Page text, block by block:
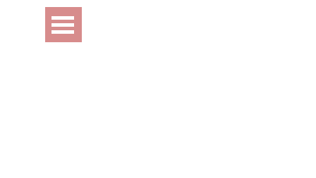
Перейти к контенту
Пропустить меню